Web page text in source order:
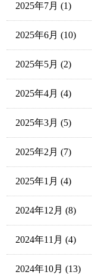
2025年7月 (1)
2025年6月 (10)
2025年5月 (2)
2025年4月 (4)
2025年3月 (5)
2025年2月 (7)
2025年1月 (4)
2024年12月 (8)
2024年11月 (4)
2024年10月 (13)